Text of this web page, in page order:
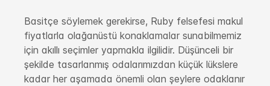
Basitçe söylemek gerekirse, Ruby felsefesi makul
fiyatlarla olağanüstü konaklamalar sunabilmemiz
için akıllı seçimler yapmakla ilgilidir. Düşünceli bir
şekilde tasarlanmış odalarımızdan küçük lükslere
kadar her aşamada önemli olan şeylere odaklanır